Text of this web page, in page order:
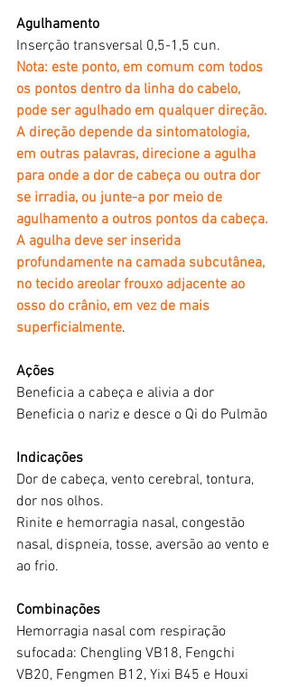
Agulhamento
Inserção transversal 0,5-1,5 cun.
Nota: este ponto, em comum com todos
os pontos dentro da linha do cabelo,
pode ser agulhado em qualquer direção.
A direção depende da sintomatologia,
em outras palavras, direcione a agulha
para onde a dor de cabeça ou outra dor
se irradia, ou junte-a por meio de
agulhamento a outros pontos da cabeça.
A agulha deve ser inserida
profundamente na camada subcutânea,
no tecido areolar frouxo adjacente ao
osso do crânio, em vez de mais
superficialmente.
Ações
Beneficia a cabeça e alivia a dor
Beneficia o nariz e desce o Qi do Pulmão
Indicações
Dor de cabeça, vento cerebral, tontura,
dor nos olhos.
Rinite e hemorragia nasal, congestão
nasal, dispneia, tosse, aversão ao vento e
ao frio.
Combinações
Hemorragia nasal com respiração
sufocada: Chengling VB18, Fengchi
VB20, Fengmen B12, Yixi B45 e Houxi